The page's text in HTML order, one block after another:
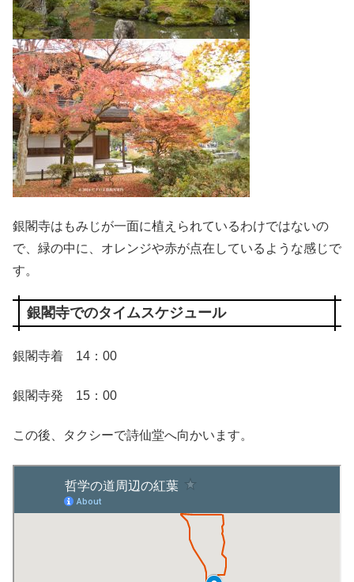
銀閣寺はもみじが一面に植えられているわけではないの
で、緑の中に、オレンジや赤が点在しているような感じで
す。
銀閣寺でのタイムスケジュール
銀閣寺着 14：00
銀閣寺発 15：00
この後、タクシーで詩仙堂へ向かいます。